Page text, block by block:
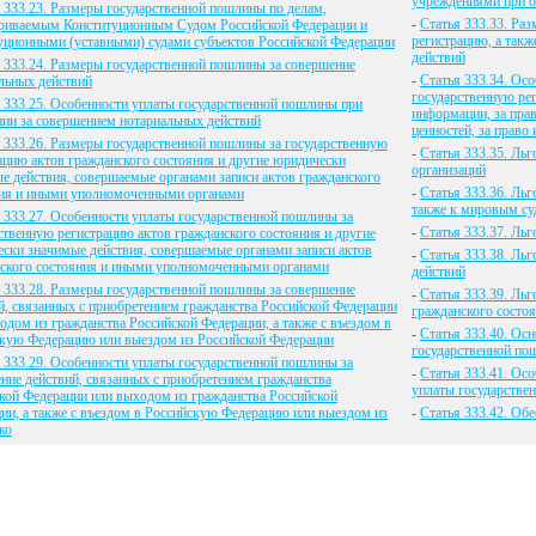
333.23. Размеры государственной пошлины по делам,
Конституционным Судом Российской Федерации и
(уставными) судами субъектов Российской Федерации
333.24. Размеры государственной пошлины за совершение
действий
333.25. Особенности уплаты государственной пошлины при
за совершением нотариальных действий
333.26. Размеры государственной пошлины за государственную
актов гражданского состояния и другие юридически
действия, совершаемые органами записи актов гражданского
и иными уполномоченными органами
333.27. Особенности уплаты государственной пошлины за
регистрацию актов гражданского состояния и другие
значимые действия, совершаемые органами записи актов
состояния и иными уполномоченными органами
333.28. Размеры государственной пошлины за совершение
связанных с приобретением гражданства Российской Федерации
из гражданства Российской Федерации, а также с въездом в
Федерацию или выездом из Российской Федерации
333.29. Особенности уплаты государственной пошлины за
действий, связанных с приобретением гражданства
Федерации или выходом из гражданства Российской
а также с въездом в Российскую Федерацию или выездом из
- Статья 333.33.
регистрацию, а
действий
- Статья 333.34.
государственную
информации, за
ценностей, за
- Статья 333.35.
организаций
- Статья 333.36.
также к мировым
- Статья 333.37.
- Статья 333.38.
действий
- Статья 333.39.
гражданского
- Статья 333.40.
государственной
- Статья 333.41.
уплаты
- Статья 333.42.